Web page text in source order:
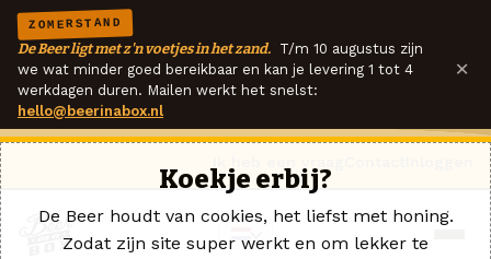
ZOMERSTAND
De Beer ligt met z'n voetjes in het zand. T/m 10 augustus zijn
we wat minder goed bereikbaar en kan je levering 1 tot 4
werkdagen duren. Mailen werkt het snelst:
hello@beerinabox.nl
×
Koekje erbij?
De Beer houdt van cookies, het liefst met honing.
Zodat zijn site super werkt en om lekker te